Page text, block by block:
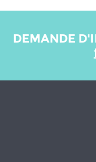
DEMANDE